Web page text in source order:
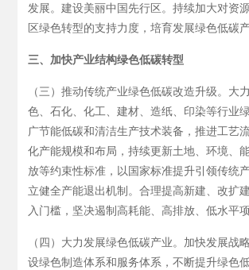
发展。建设美丽中国先行区。持续加大对资
区绿色转型的支持力度，培育发展绿色低碳产
三、加快产业结构绿色低碳转型
（三）推动传统产业绿色低碳改造升级。大
色、石化、化工、建材、造纸、印染等行业
广节能低碳和清洁生产技术装备，推进工艺
化产能规模和布局，持续更新土地、环境、
放等约束性标准，以国家标准提升引领传统
立健全产能退出机制。合理提高新建、改扩
入门槛，坚决遏制高耗能、高排放、低水平
（四）大力发展绿色低碳产业。加快发展战
设绿色制造体系和服务体系，不断提升绿色